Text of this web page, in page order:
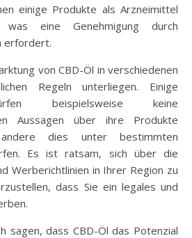
einige Produkte als Arzneimittel
eine Genehmigung durch
erfordert.
von CBD-Öl in verschiedenen
Regeln unterliegen. Einige
beispielsweise keine
Aussagen über ihre Produkte
dies unter bestimmten
Es ist ratsam, sich über die
Werberichtlinien in Ihrer Region zu
dass Sie ein legales und
sagen, dass CBD-Öl das Potenzial